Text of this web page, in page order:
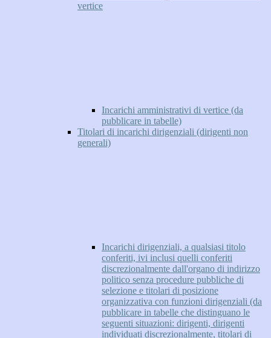
vertice
Incarichi amministrativi di vertice (da
pubblicare in tabelle)
Titolari di incarichi dirigenziali (dirigenti non
generali)
Incarichi dirigenziali, a qualsiasi titolo
conferiti, ivi inclusi quelli conferiti
discrezionalmente dall'organo di indirizzo
politico senza procedure pubbliche di
selezione e titolari di posizione
organizzativa con funzioni dirigenziali (da
pubblicare in tabelle che distinguano le
seguenti situazioni: dirigenti, dirigenti
individuati discrezionalmente, titolari di